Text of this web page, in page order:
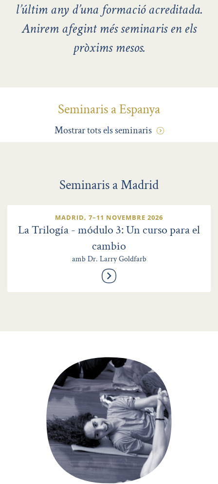
l’últim any d’una formació acreditada.
Anirem afegint més seminaris en els
pròxims mesos.
Seminaris a Espanya
Mostrar tots els seminaris
Seminaris a Madrid
MADRID, 7–11 NOVEMBRE 2026
La Trilogía - módulo 3: Un curso para el
cambio
amb Dr. Larry Goldfarb